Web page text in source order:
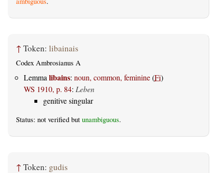
↑ Token: libainais
Codex Ambrosianus A
Lemma libains: noun, common, feminine(Fi)
WS 1910, p. 84: Leben
genitive singular
Status: not verified but unambiguous.
↑ Token: gudis